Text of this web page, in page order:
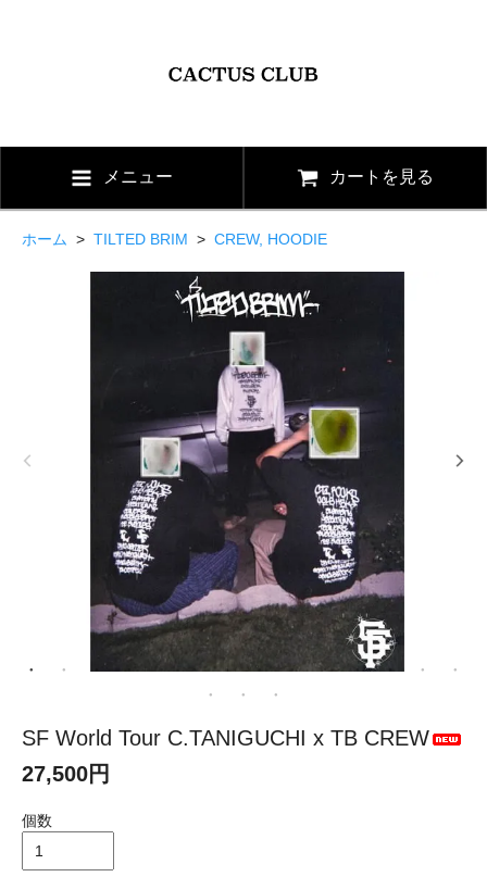
メニュー カートを見る
ホーム > TILTED BRIM > CREW, HOODIE
SF World Tour C.TANIGUCHI x TB CREW
27,500円
個数